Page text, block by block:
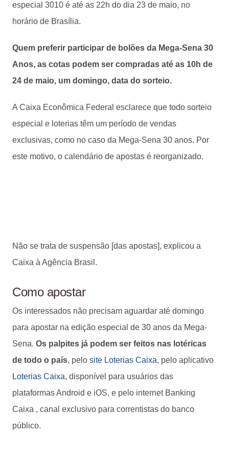
especial 3010 é até as 22h do dia 23 de maio, no
horário de Brasília.
Quem preferir participar de bolões da Mega-Sena 30
Anos, as cotas podem ser compradas até as 10h de
24 de maio, um domingo, data do sorteio.
A Caixa Econômica Federal esclarece que todo sorteio
especial e loterias têm um período de vendas
exclusivas, como no caso da Mega-Sena 30 anos. Por
este motivo, o calendário de apostas é reorganizado.
Não se trata de suspensão [das apostas], explicou a
Caixa à Agência Brasil.
Como apostar
Os interessados não precisam aguardar até domingo
para apostar na edição especial de 30 anos da Mega-
Sena. Os palpites já podem ser feitos nas lotéricas
de todo o país, pelo site Loterias Caixa, pelo aplicativo
Loterias Caixa, disponível para usuários das
plataformas Android e iOS, e pelo internet Banking
Caixa , canal exclusivo para correntistas do banco
público.